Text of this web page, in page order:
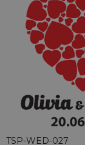
TSP-WED-027